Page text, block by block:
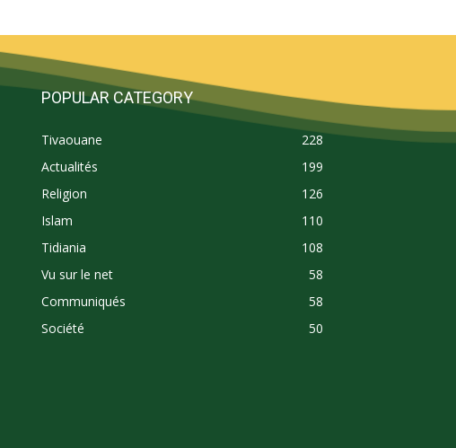
POPULAR CATEGORY
Tivaouane
228
Actualités
199
Religion
126
Islam
110
Tidiania
108
Vu sur le net
58
Communiqués
58
Société
50